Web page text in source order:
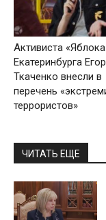
Активиста
Екатеринбурга
Ткаченко внесли в
перечень
террористов»
ЧИТАТЬ ЕЩЕ